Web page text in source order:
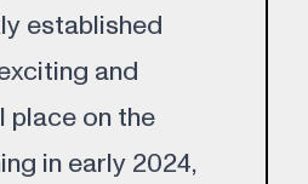
established
and
place on the
in early 2024,